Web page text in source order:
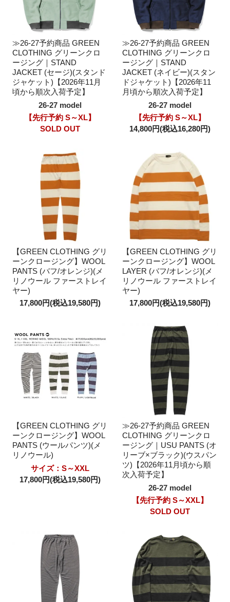
≫26-27予約商品 GREEN
CLOTHING グリーンクロ
ージング｜STAND
JACKET (セージ)(スタンド
ジャケット)【2026年11月
頃から順次入荷予定】
26-27 model
【先行予約 S～XL】
SOLD OUT
≫26-27予約商品 GREEN
CLOTHING グリーンクロ
ージング｜STAND
JACKET (ネイビー)(スタン
ドジャケット)【2026年11
月頃から順次入荷予定】
26-27 model
【先行予約 S～XL】
14,800円(税込16,280円)
【GREEN CLOTHING グリ
ーンクロージング】WOOL
PANTS (バフ/オレンジ)(メ
リノウール ファーストレイ
ヤー)
17,800円(税込19,580円)
【GREEN CLOTHING グリ
ーンクロージング】WOOL
LAYER (バフ/オレンジ)(メ
リノウール ファーストレイ
ヤー)
17,800円(税込19,580円)
【GREEN CLOTHING グリ
ーンクロージング】WOOL
PANTS (ウールパンツ)(メ
リノウール)
サイズ：S～XXL
17,800円(税込19,580円)
≫26-27予約商品 GREEN
CLOTHING グリーンクロ
ージング｜USU PANTS (オ
リーブ×ブラック)(ウスパン
ツ)【2026年11月頃から順
次入荷予定】
26-27 model
【先行予約 S～XXL】
SOLD OUT